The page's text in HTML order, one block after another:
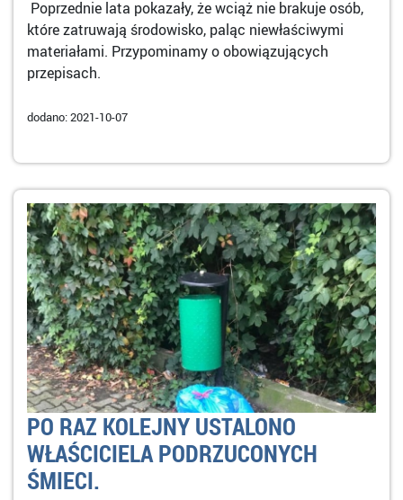
Poprzednie lata pokazały, że wciąż nie brakuje osób,
które zatruwają środowisko, paląc niewłaściwymi
materiałami. Przypominamy o obowiązujących
przepisach.
dodano: 2021-10-07
PO RAZ KOLEJNY USTALONO
WŁAŚCICIELA PODRZUCONYCH
ŚMIECI.